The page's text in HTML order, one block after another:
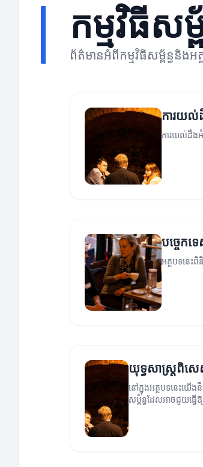
កម្មវិធីសម្
ព័ត៌មានអំពីកម្មវិធីសម្ព័ន្ធនិងអ
ការយល់
ការយល់ដឹងអំ
បច្ចេកទ
អត្ថបទនេះពិ
យុទ្ធសាស្ត្រពិសេ
នៅក្នុងអត្ថបទនេះយើ
សម្ព័ន្ធដែលអាចជួយធ្វ